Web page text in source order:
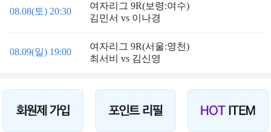
08.08(토) 20:30
여자리그 9R(보령:여수)
김민서 vs 이나경
08.09(일) 19:00
여자리그 9R(서울:영천)
최서비 vs 김신영